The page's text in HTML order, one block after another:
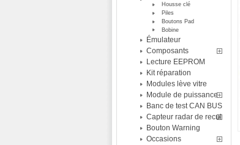
Housse clé
Piles
Boutons Pad
Bobine
Émulateur
Composants
Lecture EEPROM
Kit réparation
Modules lève vitre
Module de puissance
Banc de test CAN BUS
Capteur radar de recul
Bouton Warning
Occasions